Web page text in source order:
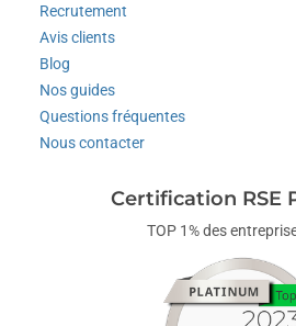
Recrutement
Avis clients
Blog
Nos guides
Questions fréquentes
Nous contacter
Certification RSE
TOP 1% des